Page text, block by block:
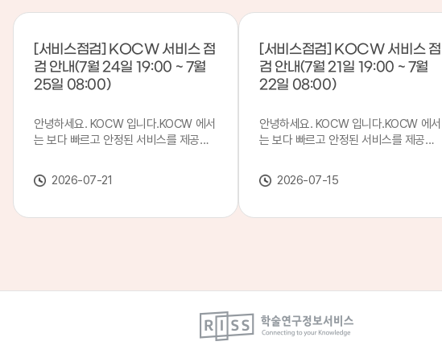
[서비스점검] KOCW 서비스 점
검 안내(7월 24일 19:00 ~ 7월
25일 08:00)
안녕하세요. KOCW 입니다.KOCW 에서
는 보다 빠르고 안정된 서비스를 제공하
합니다.※ 서비스 점검 작업 일시 : 7월
24일(금) 19:00 ~ 7월 25일(토) 08:00
안 서비스가 일시 중지될 수 있으니, 이
2026-07-21
[서비스점검] KOCW 서비스 점
검 안내(7월 21일 19:00 ~ 7월
22일 08:00)
안녕하세요. KOCW 입니다.KOCW 에서
는 보다 빠르고 안정된 서비스를 제공하
합니다.※ 서비스 점검 작업 일시 : 7월 21
일(화) 19:00 ~ 7월 22일(수) 08:00이
서비스가일시 중지될 수 있으니, 이 점 양
2026-07-15